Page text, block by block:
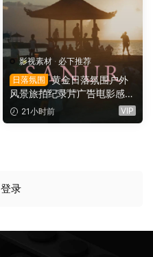
影视素材 · 必下推荐
日落氛围
黄金日落氛围户外
风景旅拍纪录片广告电影感短
片达芬奇调色节点+LUT调色
预设（16144）
21小时前 VIP
登录